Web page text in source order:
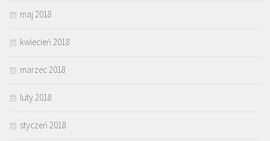
maj 2018
kwiecień 2018
marzec 2018
luty 2018
styczeń 2018